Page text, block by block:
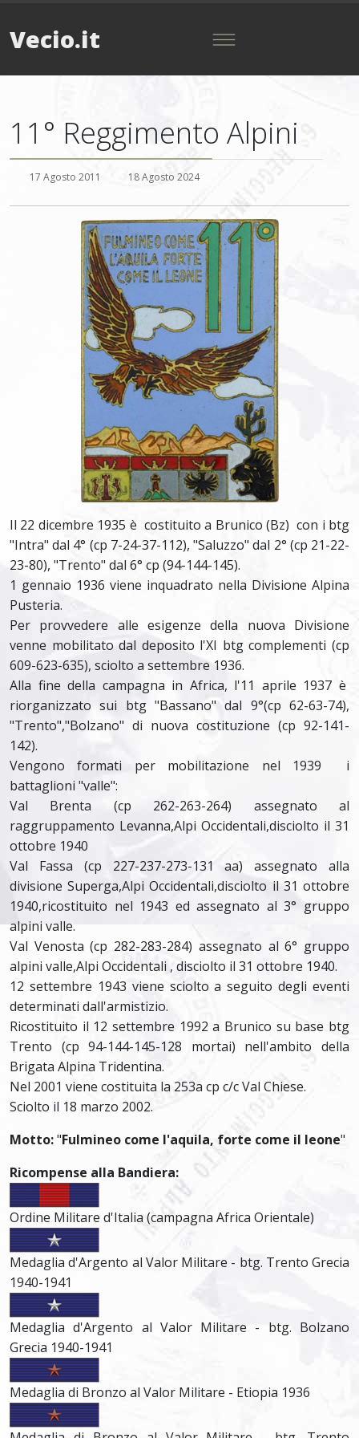
Vecio.it
11° Reggimento Alpini
17 Agosto 2011 18 Agosto 2024
Il 22 dicembre 1935 è costituito a Brunico (Bz) con i btg
"Intra" dal 4° (cp 7-24-37-112), "Saluzzo" dal 2° (cp 21-22-
23-80), "Trento" dal 6° cp (94-144-145).
1 gennaio 1936 viene inquadrato nella Divisione Alpina
Pusteria.
Per provvedere alle esigenze della nuova Divisione
venne mobilitato dal deposito l'XI btg complementi (cp
609-623-635), sciolto a settembre 1936.
Alla fine della campagna in Africa, l'11 aprile 1937 è
riorganizzato sui btg "Bassano" dal 9°(cp 62-63-74),
"Trento","Bolzano" di nuova costituzione (cp 92-141-
142).
Vengono formati per mobilitazione nel 1939 i
battaglioni "valle":
Val Brenta (cp 262-263-264) assegnato al
raggruppamento Levanna,Alpi Occidentali,disciolto il 31
ottobre 1940
Val Fassa (cp 227-237-273-131 aa) assegnato alla
divisione Superga,Alpi Occidentali,disciolto il 31 ottobre
1940,ricostituito nel 1943 ed assegnato al 3° gruppo
alpini valle.
Val Venosta (cp 282-283-284) assegnato al 6° gruppo
alpini valle,Alpi Occidentali , disciolto il 31 ottobre 1940.
12 settembre 1943 viene sciolto a seguito degli eventi
determinati dall'armistizio.
Ricostituito il 12 settembre 1992 a Brunico su base btg
Trento (cp 94-144-145-128 mortai) nell'ambito della
Brigata Alpina Tridentina.
Nel 2001 viene costituita la 253a cp c/c Val Chiese.
Sciolto il 18 marzo 2002.
Motto:"Fulmineo come l'aquila, forte come il leone"
Ricompense alla Bandiera:
Ordine Militare d'Italia (campagna Africa Orientale)
Medaglia d'Argento al Valor Militare - btg. Trento Grecia
1940-1941
Medaglia d'Argento al Valor Militare - btg. Bolzano
Grecia 1940-1941
Medaglia di Bronzo al Valor Militare - Etiopia 1936